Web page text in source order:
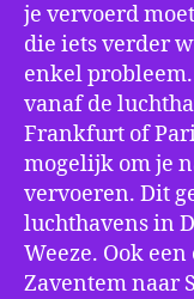
je vervoerd
die iets verder
enkel
vanaf de
Frankfurt of
mogelijk om je
vervoeren. Dit
luchthavens in
Weeze. Ook
Zaventem naar